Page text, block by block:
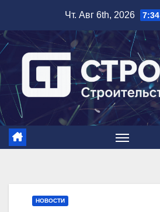
содержимому
Чт. Авг 6th, 2026
НОВОСТИ